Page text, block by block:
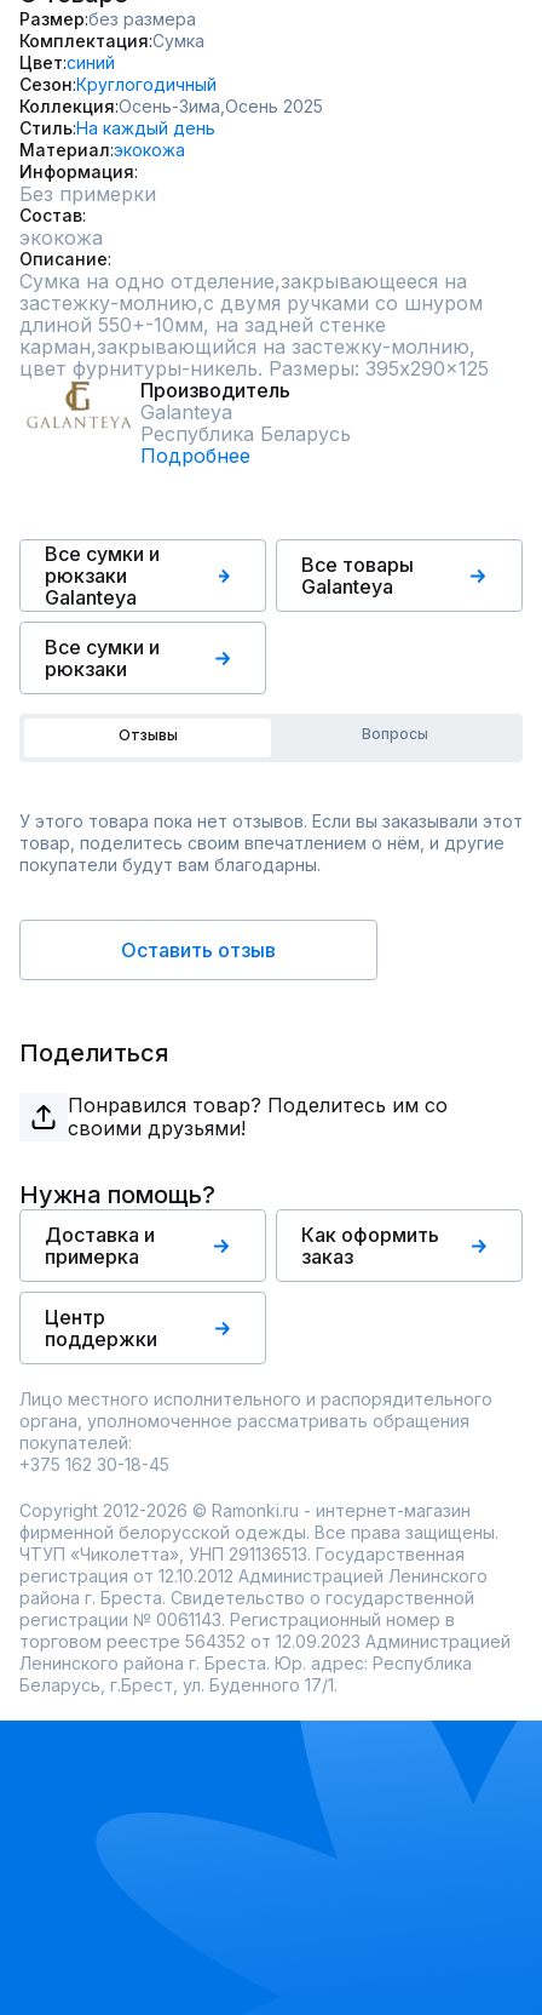
Размер без размера
Комплектация Сумка
Цвет синий
Сезон Круглогодичный
Коллекция Осень-Зима, Осень 2025
СтильНа каждый день
Материал экокожа
Информация
Без примерки
Состав
экокожа
Описание
Сумка на одно отделение,закрывающееся на
застежку-молнию,с двумя ручками со шнуром
длиной 550+-10мм, на задней стенке
карман,закрывающийся на застежку-молнию,
цвет фурнитуры-никель. Размеры: 395x290x125
Производитель
Galanteya
Республика Беларусь
Подробнее
Все сумки и
рюкзаки
Galanteya
Все товары
Galanteya
Все сумки и
рюкзаки
Отзывы Вопросы
У этого товара пока нет отзывов. Если вы заказывали этот
товар, поделитесь своим впечатлением о нём, и другие
покупатели будут вам благодарны.
Оставить отзыв
Поделиться
Понравился товар? Поделитесь им со
своими друзьями!
Нужна помощь?
Доставка и
примерка
Как оформить
заказ
Центр
поддержки
Лицо местного исполнительного и распорядительного
органа, уполномоченное рассматривать обращения
покупателей:
+375 162 30-18-45
Copyright 2012-2026 © Ramonki.ru - интернет-магазин
фирменной белорусской одежды. Все права защищены.
ЧТУП «Чиколетта», УНП 291136513. Государственная
регистрация от 12.10.2012 Администрацией Ленинского
района г. Бреста. Свидетельство о государственной
регистрации № 0061143. Регистрационный номер в
торговом реестре 564352 от 12.09.2023 Администрацией
Ленинского района г. Бреста. Юр. адрес: Республика
Беларусь, г.Брест, ул. Буденного 17/1.